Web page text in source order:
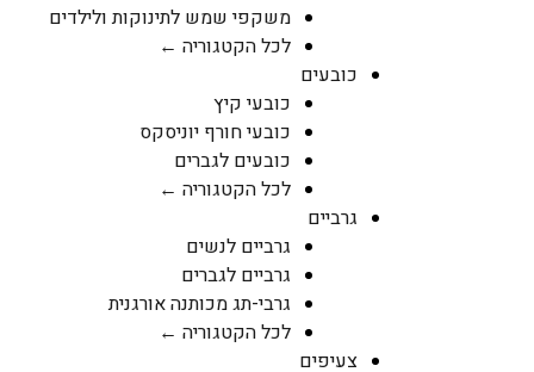
משקפי שמש לתינוקות ולילדים
לכל הקטגוריה ←
כובעים
כובעי קיץ
כובעי חורף יוניסקס
כובעים לגברים
לכל הקטגוריה ←
גרביים
גרביים לנשים
גרביים לגברים
גרבי-תג מכותנה אורגנית
לכל הקטגוריה ←
צעיפים